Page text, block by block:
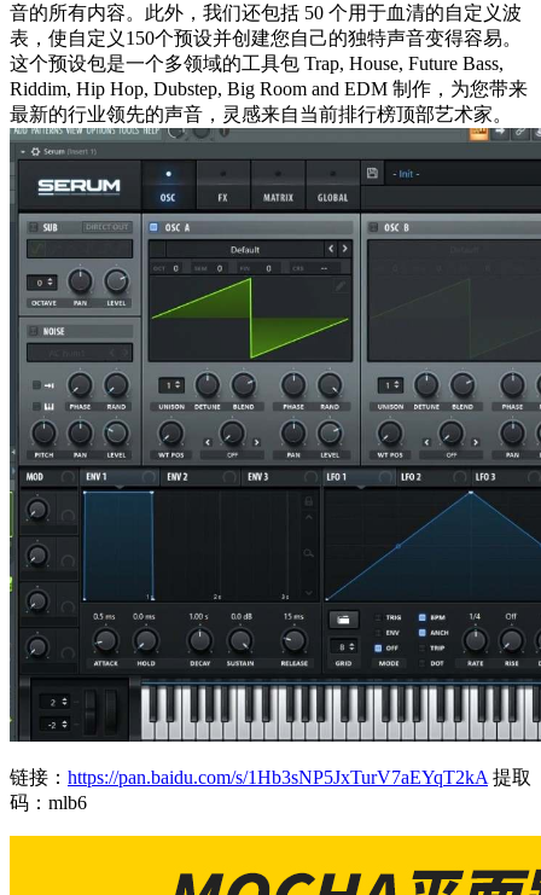
音的所有内容。此外，我们还包括 50 个用于血清的自定义波
表，使自定义150个预设并创建您自己的独特声音变得容易。
这个预设包是一个多领域的工具包 Trap, House, Future Bass,
Riddim, Hip Hop, Dubstep, Big Room and EDM 制作，为您带来
最新的行业领先的声音，灵感来自当前排行榜顶部艺术家。
链接： https://pan.baidu.com/s/1Hb3sNP5JxTurV7aEYqT2kA提取
码：mlb6